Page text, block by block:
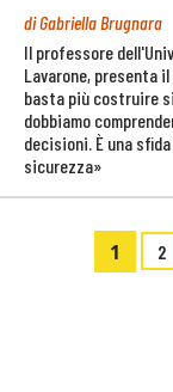
di Gabriella Brugnara
Il professore
Lavarone, presenta
basta più costruire
dobbiamo
decisioni. È una
sicurezza»
1 2